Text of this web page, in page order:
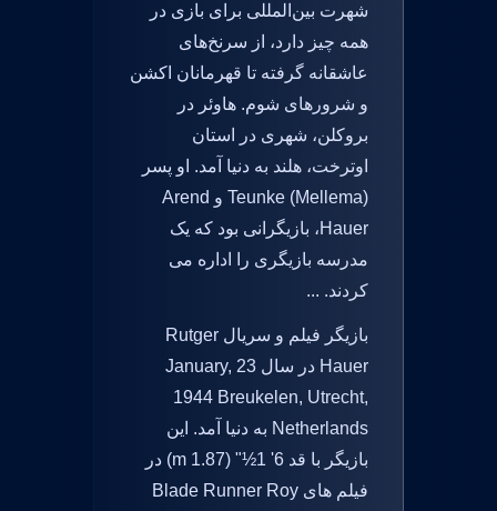
شهرت بین‌المللی برای بازی در
همه چیز دارد، از سرنخ‌های
عاشقانه گرفته تا قهرمانان اکشن
و شرورهای شوم. هاوئر در
بروکلن، شهری در استان
اوترخت، هلند به دنیا آمد. او پسر
Teunke (Mellema) و Arend
Hauer، بازیگرانی بود که یک
مدرسه بازیگری را اداره می
کردند. ...
بازیگر فیلم و سریال Rutger
Hauer در سال 23 January,
1944 Breukelen, Utrecht,
Netherlands به دنیا آمد. این
بازیگر با قد 6' 1½" (1.87 m) در
فیلم های Blade Runner Roy